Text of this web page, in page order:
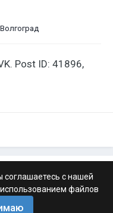
Post ID: 41896,
соглашаетесь с нашей
файлов